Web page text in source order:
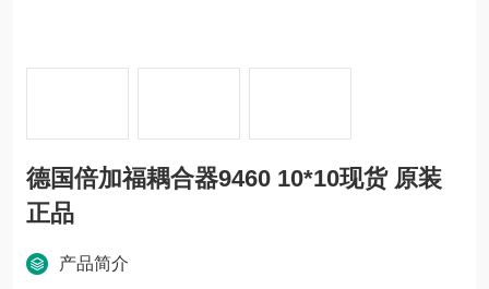
德国倍加福耦合器9460 10*10现货 原装
正品
产品简介